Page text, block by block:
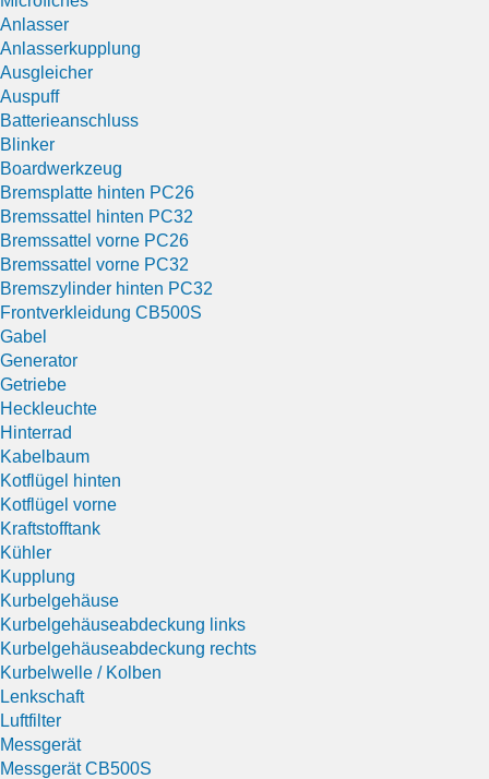
Anlasser
Anlasserkupplung
Ausgleicher
Auspuff
Batterieanschluss
Blinker
Boardwerkzeug
Bremsplatte hinten PC26
Bremssattel hinten PC32
Bremssattel vorne PC26
Bremssattel vorne PC32
Bremszylinder hinten PC32
Frontverkleidung CB500S
Gabel
Generator
Getriebe
Heckleuchte
Hinterrad
Kabelbaum
Kotflügel hinten
Kotflügel vorne
Kraftstofftank
Kühler
Kupplung
Kurbelgehäuse
Kurbelgehäuseabdeckung links
Kurbelgehäuseabdeckung rechts
Kurbelwelle / Kolben
Lenkschaft
Luftfilter
Messgerät
Messgerät CB500S